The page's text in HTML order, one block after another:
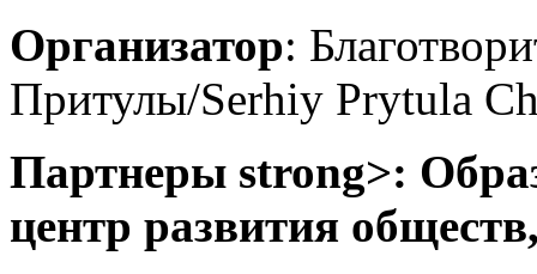
Организатор:
Притулы/Serhiy Prytula
Партнеры strong>:
центр развития